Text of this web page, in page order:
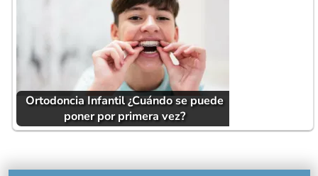
Ortodoncia Infantil ¿Cuándo se puede
poner por primera vez?